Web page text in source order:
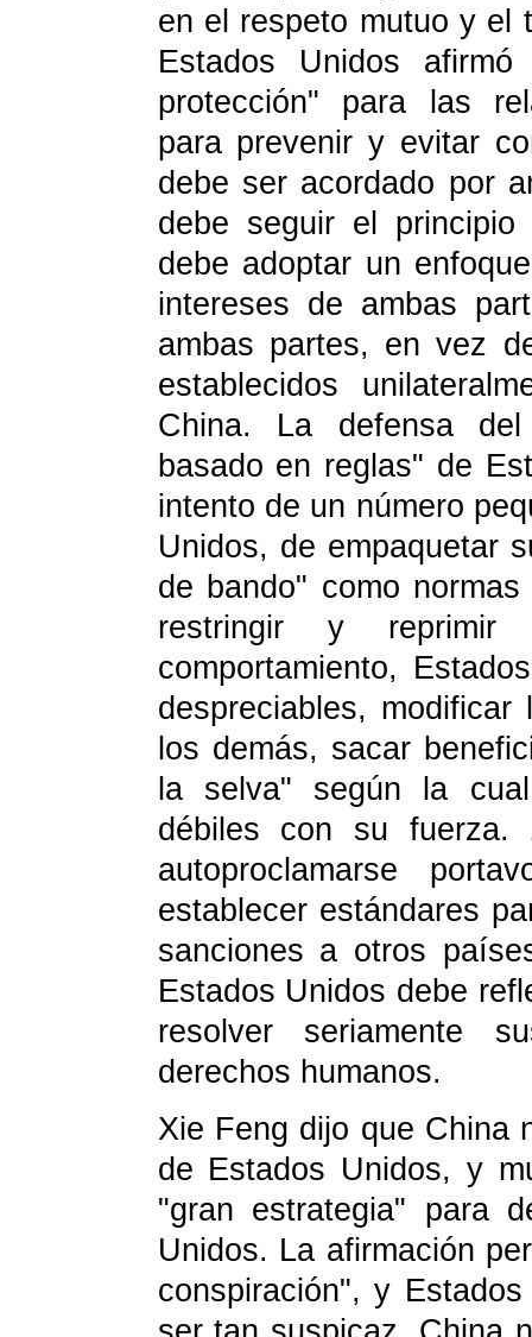
en el respeto mutuo y el
Estados Unidos
protección" para las
para prevenir y evitar
debe ser acordado por
debe seguir el
debe adoptar un
intereses de ambas
ambas partes, en vez
establecidos
China. La defensa del
basado en reglas" de
intento de un número
Unidos, de empaquetar
de bando" como
restringir y
comportamiento,
despreciables,
los demás, sacar
la selva" según la
débiles con su fuerza.
autoproclamarse
establecer estándares
sanciones a otros
Estados Unidos debe
resolver seriamente
derechos humanos.
Xie Feng dijo que China
de Estados Unidos, y
"gran estrategia" para
Unidos. La afirmación
conspiración", y